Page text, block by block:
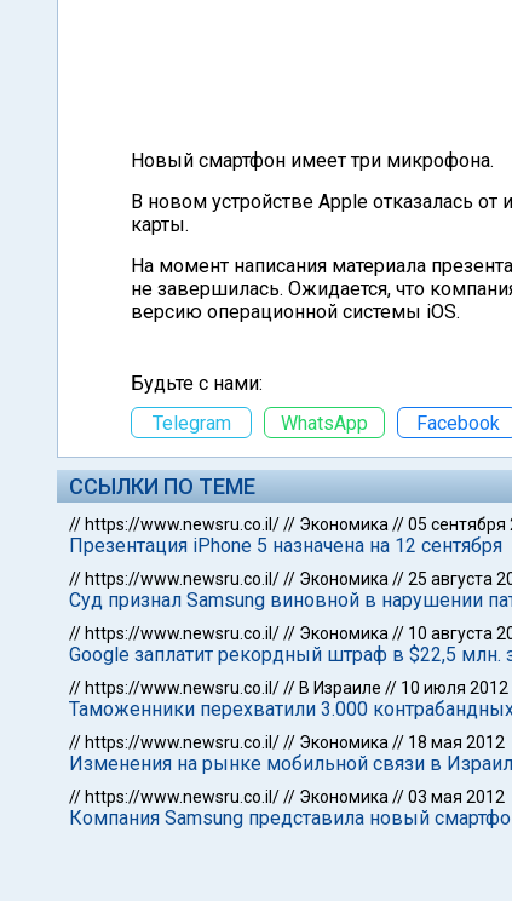
Новый смартфон имеет три микрофона.
В новом устройстве Apple отказалась
карты.
На момент написания материала
не завершилась. Ожидается, что
версию операционной системы iOS.
Будьте с нами:
Telegram
WhatsApp Facebook
ССЫЛКИ ПО ТЕМЕ
// https://www.newsru.co.il/// Экономика //05 сентября
Презентация iPhone 5 назначена на 12 сентября
// https://www.newsru.co.il/// Экономика //25 августа
Суд признал Samsung виновной в нарушении
// https://www.newsru.co.il/// Экономика // 10 августа
Google заплатит рекордный штраф в $22,5 млн.
// https://www.newsru.co.il/// В Израиле // 10 июля 2012
Таможенники перехватили 3.000
// https://www.newsru.co.il/// Экономика // 18 мая 2012
Изменения на рынке мобильной связи в
// https://www.newsru.co.il/// Экономика //03 мая 2012
Компания Samsung представила новый